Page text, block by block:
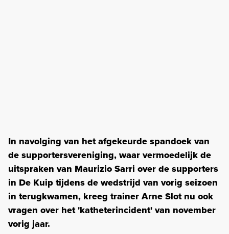
In navolging van het afgekeurde spandoek van
de supportersvereniging, waar vermoedelijk de
uitspraken van Maurizio Sarri over de supporters
in De Kuip tijdens de wedstrijd van vorig seizoen
in terugkwamen, kreeg trainer Arne Slot nu ook
vragen over het 'katheterincident' van november
vorig jaar.